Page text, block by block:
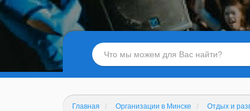
Главная Организации в Минске Отдых и